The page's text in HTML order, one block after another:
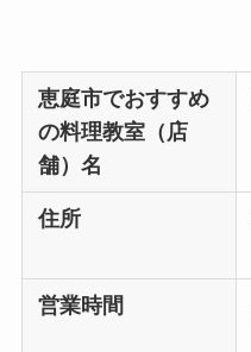
恵庭市でおすすめ
の料理教室（店
舗）名
住所
営業時間